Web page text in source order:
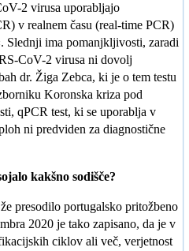
2 virusa uporabljajo
v realnem času (real-time PCR)
Slednji ima pomanjkljivosti, zaradi
CoV-2 virusa ni dovolj
dr. Žiga Zebca, ki je o tem testu
Koronska kriza pod
qPCR test, ki se uporablja v
ni predviden za diagnostične
kakšno sodišče?
presodilo portugalsko pritožbeno
2020 je tako zapisano, da je v
ciklov ali več, verjetnost